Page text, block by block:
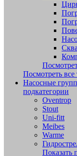
Посмотреть все
Насосные
подкатегории
Oventrop
Stout
Uni-fitt
Meibes
Warme
Показать